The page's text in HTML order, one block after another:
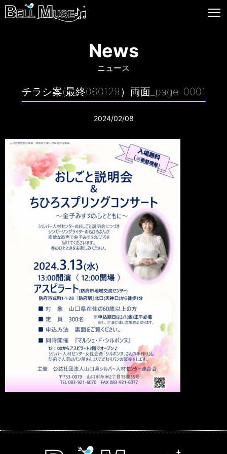
News
ニュース
チラシ案(最終060129）両面_page-0001
2024/02/08